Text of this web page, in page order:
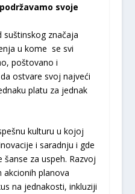
svoje
suštinskog značaja
u kome se svi
poštovano i
ostvare svoj najveći
platu za jednak
kulturu u kojoj
i saradnju i gde
za uspeh. Razvoj
planova
na jednakosti, inkluziji